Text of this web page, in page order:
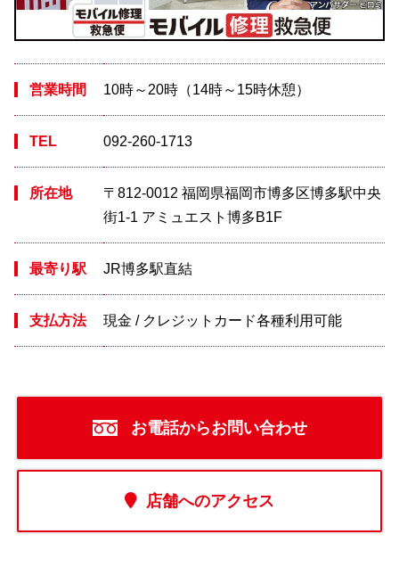
営業時間 10時～20時（14時～15時休憩）
TEL 092-260-1713
所在地
〒812-0012 福岡県福岡市博多区博多駅中央
街1-1 アミュエスト博多B1F
最寄り駅 JR博多駅直結
支払方法 現金 / クレジットカード各種利用可能
お電話からお問い合わせ
店舗へのアクセス